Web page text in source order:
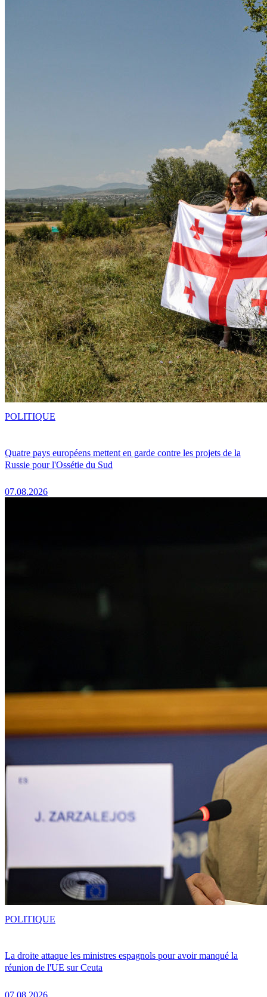
Quatre pays européens mettent en garde contre les projets de la
Russie pour l'Ossétie du Sud
07.08.2026
POLITIQUE
La droite attaque les ministres espagnols pour avoir manqué la
réunion de l'UE sur Ceuta
07.08.2026
POLITIQUE